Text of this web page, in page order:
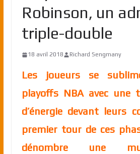
Robinson, un
triple-double
18 avril 2018 Richard Sengmany
Les joueurs se
playoffs NBA avec une
d’énergie devant leurs
premier tour de ces
dénombre une